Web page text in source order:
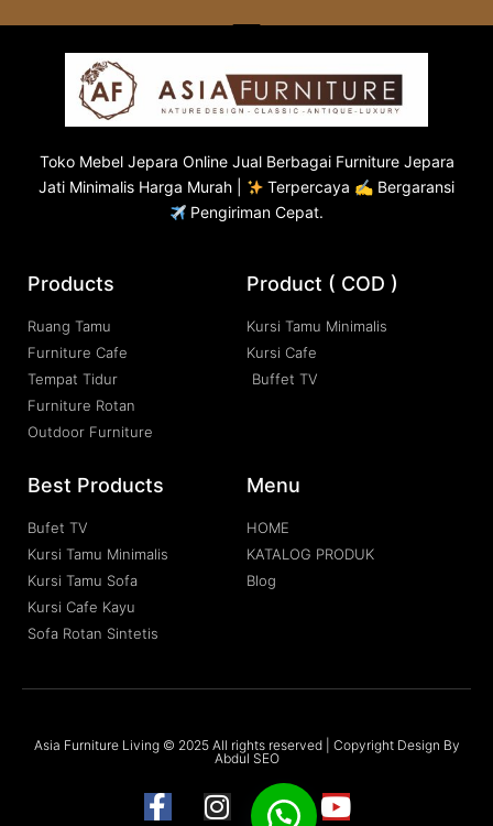
Toko Mebel Jepara Online Jual Berbagai Furniture Jepara
Jati Minimalis Harga Murah |
Terpercaya ✍ Bergaransi
Pengiriman Cepat.
Products
Ruang Tamu
Furniture Cafe
Tempat Tidur
Furniture Rotan
Outdoor Furniture
Product ( COD )
Kursi Tamu Minimalis
Kursi Cafe
Buffet TV
Best Products
Bufet TV
Kursi Tamu Minimalis
Kursi Tamu Sofa
Kursi Cafe Kayu
Sofa Rotan Sintetis
Menu
HOME
KATALOG PRODUK
Blog
Asia Furniture Living © 2025 All rights reserved | Copyright Design By
Abdul SEO